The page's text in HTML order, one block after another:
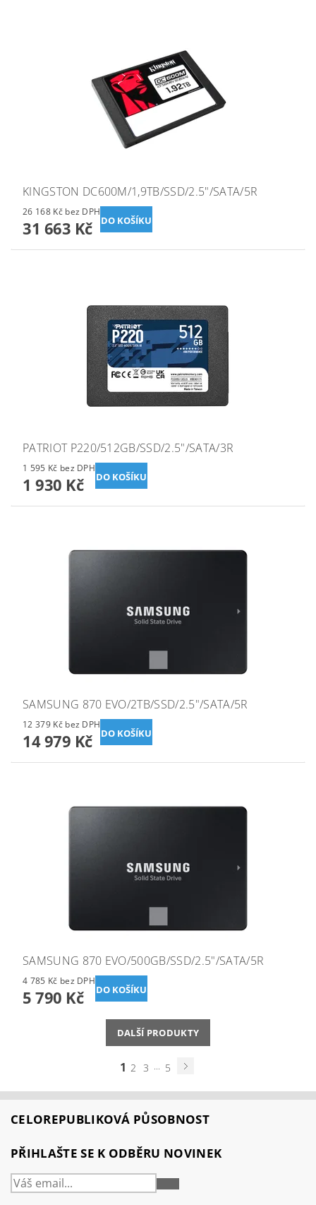
KINGSTON DC600M/1,9TB/SSD/2.5"/SATA/5R
26 168 Kč bez DPH
31 663 Kč
PATRIOT P220/512GB/SSD/2.5"/SATA/3R
1 595 Kč bez DPH
1 930 Kč
SAMSUNG 870 EVO/2TB/SSD/2.5"/SATA/5R
12 379 Kč bez DPH
14 979 Kč
SAMSUNG 870 EVO/500GB/SSD/2.5"/SATA/5R
4 785 Kč bez DPH
5 790 Kč
DALŠÍ PRODUKTY
1 2 3 ... 5
CELOREPUBLIKOVÁ PŮSOBNOST
PŘIHLAŠTE SE K ODBĚRU NOVINEK
PŘIHLÁSIT